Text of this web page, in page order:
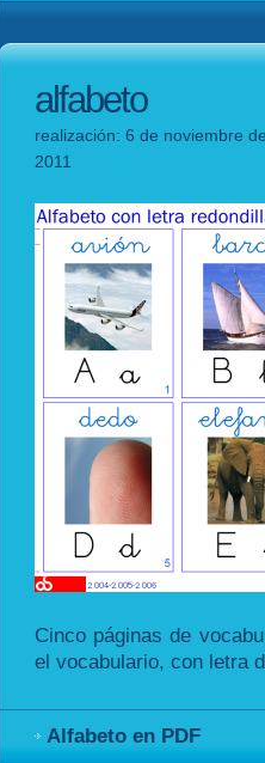
alfabeto
realización: 6 de noviembre
2011
Cinco páginas de
el vocabulario, con letra
Alfabeto en PDF